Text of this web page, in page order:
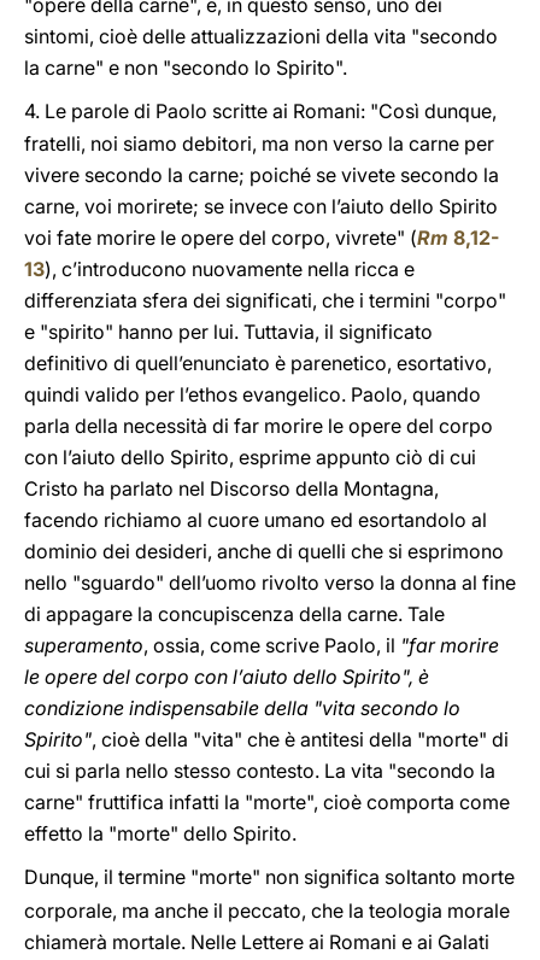
"opere della carne", e, in questo senso, uno dei
sintomi, cioè delle attualizzazioni della vita "secondo
la carne" e non "secondo lo Spirito".
4. Le parole di Paolo scritte ai Romani: "Così dunque,
fratelli, noi siamo debitori, ma non verso la carne per
vivere secondo la carne; poiché se vivete secondo la
carne, voi morirete; se invece con l’aiuto dello Spirito
voi fate morire le opere del corpo, vivrete" (Rm 8,12-
13), c’introducono nuovamente nella ricca e
differenziata sfera dei significati, che i termini "corpo"
e "spirito" hanno per lui. Tuttavia, il significato
definitivo di quell’enunciato è parenetico, esortativo,
quindi valido per l’ethos evangelico. Paolo, quando
parla della necessità di far morire le opere del corpo
con l’aiuto dello Spirito, esprime appunto ciò di cui
Cristo ha parlato nel Discorso della Montagna,
facendo richiamo al cuore umano ed esortandolo al
dominio dei desideri, anche di quelli che si esprimono
nello "sguardo" dell’uomo rivolto verso la donna al fine
di appagare la concupiscenza della carne. Tale
superamento, ossia, come scrive Paolo, il "far morire
le opere del corpo con l’aiuto dello Spirito", è
condizione indispensabile della "vita secondo lo
Spirito", cioè della "vita" che è antitesi della "morte" di
cui si parla nello stesso contesto. La vita "secondo la
carne" fruttifica infatti la "morte", cioè comporta come
effetto la "morte" dello Spirito.
Dunque, il termine "morte" non significa soltanto morte
corporale, ma anche il peccato, che la teologia morale
chiamerà mortale. Nelle Lettere ai Romani e ai Galati